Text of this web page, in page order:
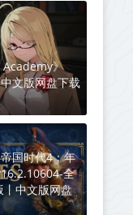
》
文版网盘下载
国时代4：年
全
丨中文版网盘